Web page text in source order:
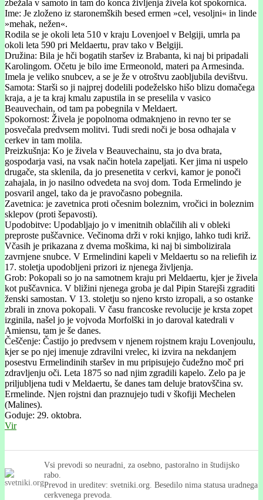
zbežala v samoto in tam do konca življenja živela kot spokornica.
Ime: Je zloženo iz staronemških besed ermen »cel, vesoljni« in linde
»mehak, nežen«.
Rodila se je okoli leta 510 v kraju Lovenjoel v Belgiji, umrla pa
okoli leta 590 pri Meldaertu, prav tako v Belgiji.
Družina: Bila je hči bogatih staršev iz Brabanta, ki naj bi pripadali
Karolingom. Očetu je bilo ime Ermeonold, materi pa Armesinda.
Imela je veliko snubcev, a se je že v otroštvu zaobljubila devištvu.
Samota: Starši so ji najprej dodelili podeželsko hišo blizu domačega
kraja, a je ta kraj kmalu zapustila in se preselila v vasico
Beauvechain, od tam pa pobegnila v Meldaert.
Spokornost: Živela je popolnoma odmaknjeno in revno ter se
posvečala predvsem molitvi. Tudi sredi noči je bosa odhajala v
cerkev in tam molila.
Preizkušnja: Ko je živela v Beauvechainu, sta jo dva brata,
gospodarja vasi, na vsak način hotela zapeljati. Ker jima ni uspelo
drugače, sta sklenila, da jo presenetita v cerkvi, kamor je ponoči
zahajala, in jo nasilno odvedeta na svoj dom. Toda Ermelindo je
posvaril angel, tako da je pravočasno pobegnila.
Zavetnica: je zavetnica proti očesnim boleznim, vročici in boleznim
sklepov (proti šepavosti).
Upodobitve: Upodabljajo jo v imenitnih oblačilih ali v obleki
preproste puščavnice. Večinoma drži v roki knjigo, lahko tudi križ.
Včasih je prikazana z dvema moškima, ki naj bi simbolizirala
zavrnjene snubce. V Ermelindini kapeli v Meldaertu so na reliefih iz
17. stoletja upodobljeni prizori iz njenega življenja.
Grob: Pokopali so jo na samotnem kraju pri Meldaertu, kjer je živela
kot puščavnica. V bližini njenega groba je dal Pipin Starejši zgraditi
ženski samostan. V 13. stoletju so njeno krsto izropali, a so ostanke
zbrali in znova pokopali. V času francoske revolucije je krsta zopet
izginila, našel jo je vojvoda Morfolški in jo daroval katedrali v
Amiensu, tam je še danes.
Češčenje: Častijo jo predvsem v njenem rojstnem kraju Lovenjoulu,
kjer se po njej imenuje zdravilni vrelec, ki izvira na nekdanjem
posestvu Ermelindinih staršev in mu pripisujejo čudežno moč pri
zdravljenju oči. Leta 1875 so nad njim zgradili kapelo. Zelo pa je
priljubljena tudi v Meldaertu, še danes tam deluje bratovščina sv.
Ermelinde. Njen rojstni dan praznujejo tudi v škofiji Mechelen
(Malines).
Goduje: 29. oktobra.
Vir
Vsi prevodi so neuradni, za osebno, pastoralno in študijsko
rabo.
Prevod in ureditev: svetniki.org. Besedilo nima statusa uradnega
cerkvenega prevoda.